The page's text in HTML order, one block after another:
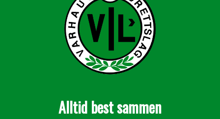
Alltid best sammen